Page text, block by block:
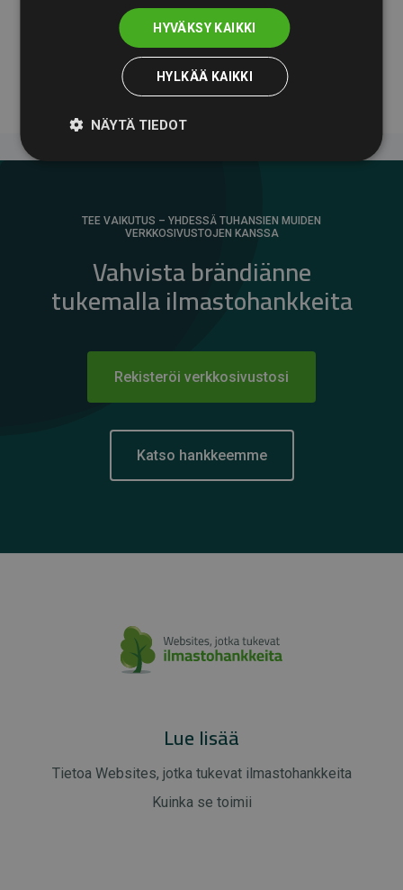
arvioiduista CO₂-päästöistä
jäsenverkkosivustoilla –
selkeä todiste toimintatapamme todellisesta
TEE VAIKUTUS – YHDESSÄ TUHANSIEN MUIDEN
VERKKOSIVUSTOJEN KANSSA
Vahvista brändiänne
tukemalla ilmastohankkeita
Rekisteröi verkkosivustosi
Katso hankkeemme
Lue lisää
Tietoa Websites, jotka tukevat ilmastohankkeita
Kuinka se toimii
HYVÄKSY KAIKKI
HYLKÄÄ KAIKKI
NÄYTÄ TIEDOT